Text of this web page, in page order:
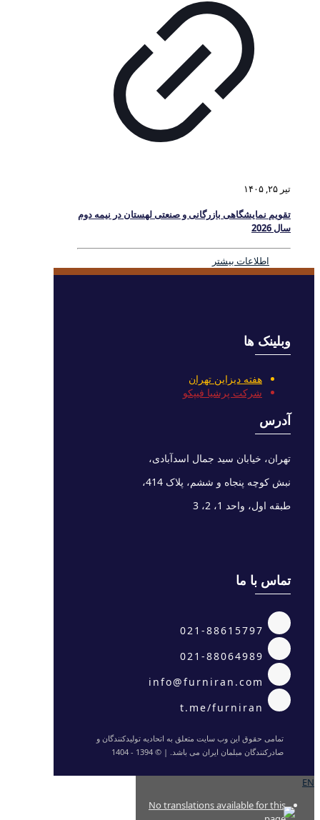
تیر ۲۵, ۱۴۰۵
تقویم نمایشگاهی بازرگانی و صنعتی لهستان در نیمه دوم
سال 2026
اطلاعات بیشتر
وبلینک ها
هفته دیزاین تهران
شرکت پرشیا فیپکو
آدرس
تهران، خیابان سید جمال اسدآبادی،
نبش کوچه پنجاه و ششم، پلاک 414،
طبقه اول، واحد 1، 2، 3
تماس با ما
تمامی حقوق این وب سایت متعلق به اتحادیه تولیدکنندگان و
صادرکنندگان مبلمان ایران می باشد. | © 1394 - 1404
EN
No translations available for this